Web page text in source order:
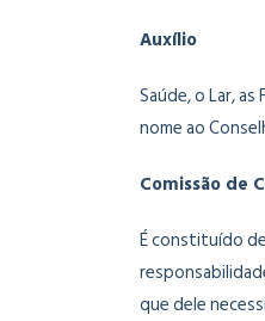
Auxílio
Saúde, o Lar,
nome ao
Comissão de
É constituído
que dele